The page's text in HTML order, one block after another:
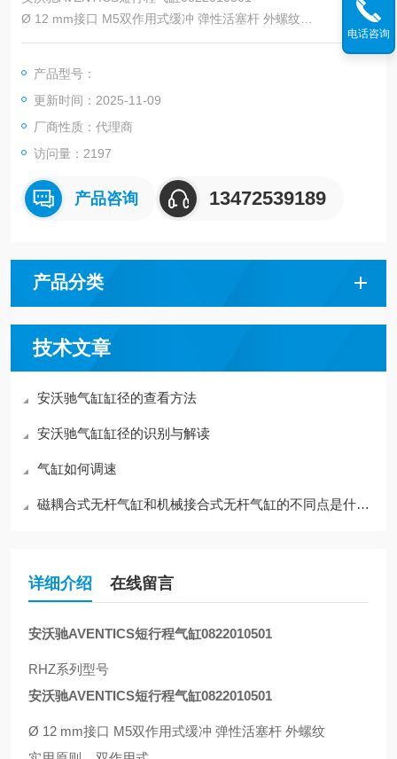
Ø 12 mm接口 M5双作用式缓冲 弹性活塞杆 外螺纹
实用原则双作用式
活塞直径12 mm
活塞杆螺纹M5
行程10 mm
防尘圈聚氨酯
产品型号：
更新时间：2025-11-09
厂商性质：代理商
访问量：2197
产品咨询 13472539189
产品分类
技术文章
安沃驰气缸缸径的查看方法
安沃驰气缸缸径的识别与解读
气缸如何调速
磁耦合式无杆气缸和机械接合式无杆气缸的不同点是什么？
详细介绍 在线留言
安沃驰AVENTICS短行程气缸0822010501
RHZ系列型号
安沃驰AVENTICS短行程气缸0822010501
Ø 12 mm接口 M5双作用式缓冲 弹性活塞杆 外螺纹
电话咨询